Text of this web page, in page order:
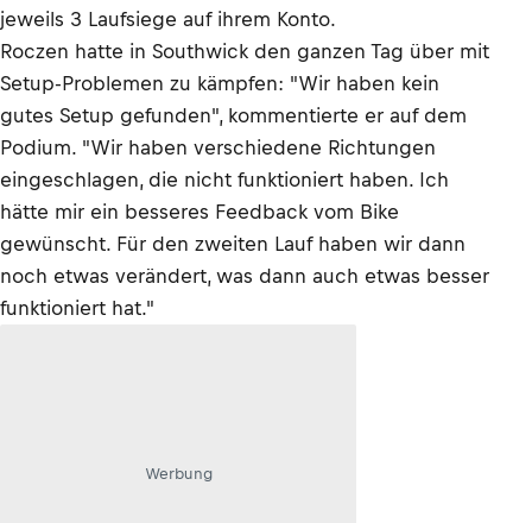
jeweils 3 Laufsiege auf ihrem Konto.
Roczen hatte in Southwick den ganzen Tag über mit
Setup-Problemen zu kämpfen: "Wir haben kein
gutes Setup gefunden", kommentierte er auf dem
Podium. "Wir haben verschiedene Richtungen
eingeschlagen, die nicht funktioniert haben. Ich
hätte mir ein besseres Feedback vom Bike
gewünscht. Für den zweiten Lauf haben wir dann
noch etwas verändert, was dann auch etwas besser
funktioniert hat."
Werbung